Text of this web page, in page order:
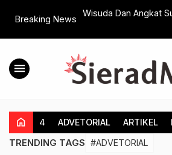
Breaking News
Sidak di
Wisuda Dan Angkat
Kampus Terpadu
Unggul Prodi
menu
home 4 ADVETORIAL ARTIKEL
TRENDING TAGS #ADVETORIAL